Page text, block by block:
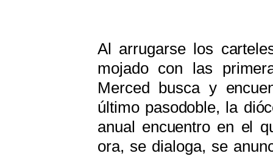
Al arrugarse los
mojado con las
Merced busca y
último pasodoble, la
anual encuentro en el
ora, se dialoga, se